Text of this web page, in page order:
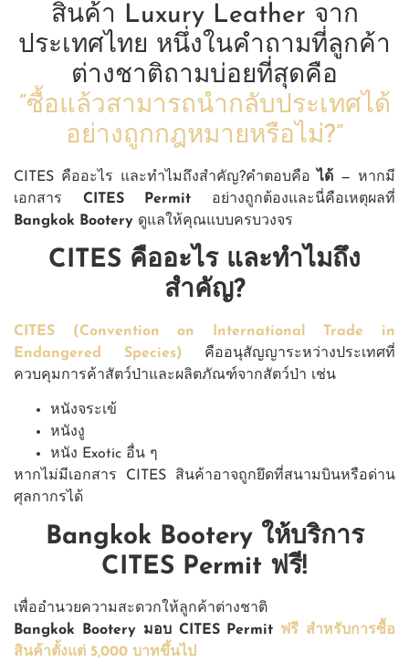
สินค้า Luxury Leather จาก
ประเทศไทย หนึ่งในคำถามที่ลูกค้า
ต่างชาติถามบ่อยที่สุดคือ
“ซื้อแล้วสามารถนำกลับประเทศได้
อย่างถูกกฎหมายหรือไม่?”
CITES คืออะไร และทำไมถึงสำคัญ?คำตอบคือ ได้ — หากมี
เอกสาร CITES Permit อย่างถูกต้องและนี่คือเหตุผลที่
Bangkok Bootery ดูแลให้คุณแบบครบวงจร
CITES คืออะไร และทำไมถึง
สำคัญ?
CITES (Convention on International Trade in
Endangered Species) คืออนุสัญญาระหว่างประเทศที่
ควบคุมการค้าสัตว์ป่าและผลิตภัณฑ์จากสัตว์ป่า เช่น
หนังจระเข้
หนังงู
หนัง Exotic อื่น ๆ
หากไม่มีเอกสาร CITES สินค้าอาจถูกยึดที่สนามบินหรือด่าน
ศุลกากรได้
Bangkok Bootery ให้บริการ
CITES Permit ฟรี!
เพื่ออำนวยความสะดวกให้ลูกค้าต่างชาติ
Bangkok Bootery มอบ CITES Permit ฟรี สำหรับการซื้อ
สินค้าตั้งแต่ 5,000 บาทขึ้นไป